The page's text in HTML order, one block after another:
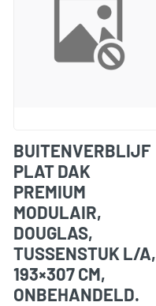
BUITENVERBLIJF
PLAT DAK
PREMIUM
MODULAIR,
DOUGLAS,
TUSSENSTUK L/A,
193×307 CM,
ONBEHANDELD.